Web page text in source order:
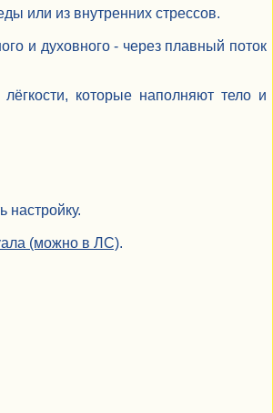
или из внутренних стрессов.
и духовного - через плавный поток
которые наполняют тело и
(можно в ЛС).